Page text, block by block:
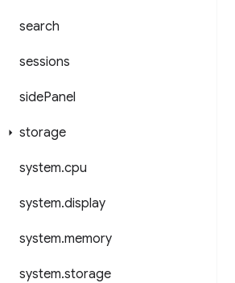
search
sessions
sidePanel
storage
system.cpu
system.display
system.memory
system.storage